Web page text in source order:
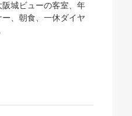
城ビューの客室、年
、朝食、一休ダイヤ